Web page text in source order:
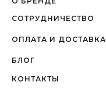
СОТРУДНИЧЕСТВО
БЛОГ
КОНТАКТЫ
ОПЛАТА И ДОСТАВКА